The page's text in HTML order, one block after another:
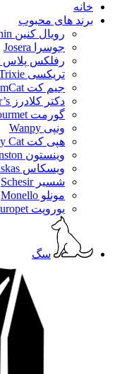
خانه
برند های محبوب
رویال کنین Royal Canin
جوسرا Josera
رفلکس پلاس Reflex Plus
تریکسی Trixie
جیم کت GimCat
دکتر کلادرز Dr.Clauder’s
گورمت Gourmet
ونپی Wanpy
هپی کت Happy Cat
وینستون Winston
ویسکاس Whiskas
شسیر Schesir
مونلو Monello
یوروپت Europet
سگ